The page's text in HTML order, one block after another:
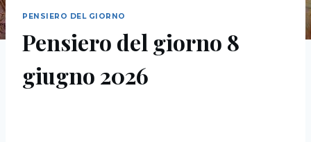
PENSIERO DEL GIORNO
Pensiero del giorno 8
giugno 2026